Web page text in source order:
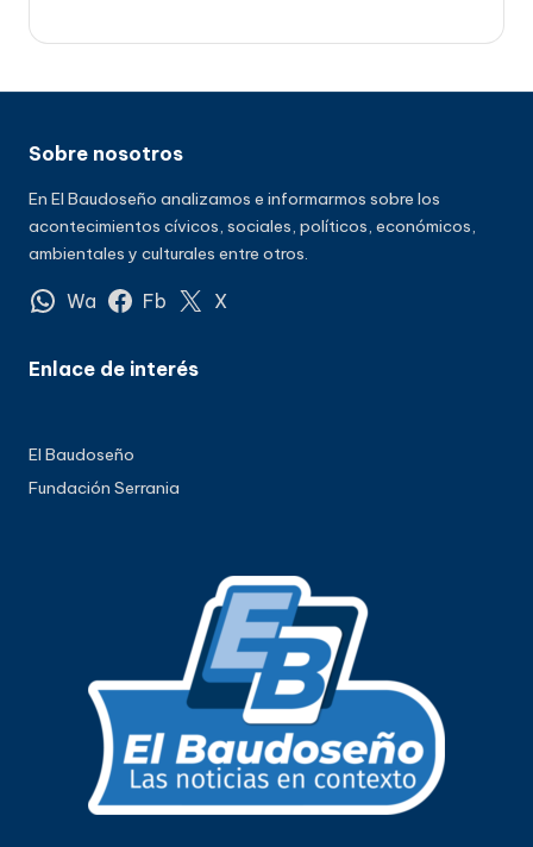
Sobre nosotros
En El Baudoseño analizamos e informarmos sobre los
acontecimientos cívicos, sociales, políticos, económicos,
ambientales y culturales entre otros.
Wa Fb X
Enlace de interés
El Baudoseño
Fundación Serrania